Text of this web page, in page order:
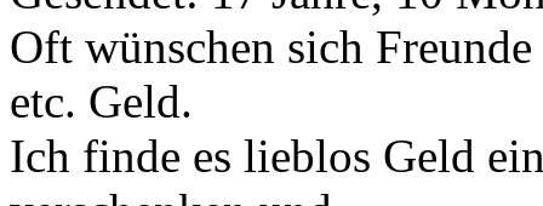
Oft wünschen sich
etc. Geld.
Ich finde es lieblos Geld